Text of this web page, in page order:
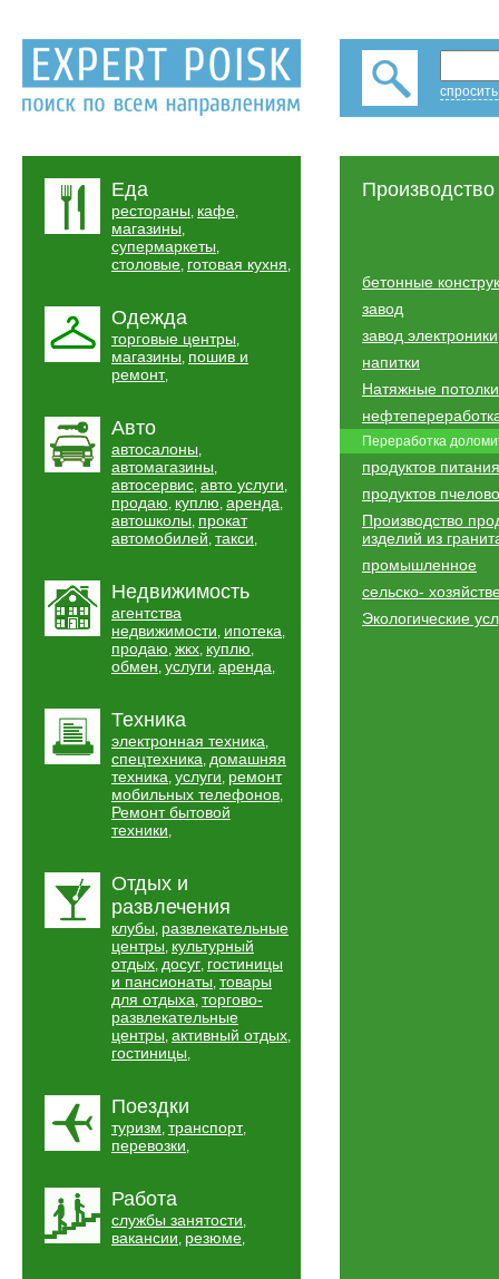
Еда
рестораны, кафе,
магазины,
супермаркеты,
столовые, готовая кухня,
Одежда
торговые центры,
магазины, пошив и
ремонт,
Авто
автосалоны,
автомагазины,
автосервис, авто услуги,
продаю, куплю, аренда,
автошколы, прокат
автомобилей, такси,
Недвижимость
агентства
недвижимости, ипотека,
продаю, жкх, куплю,
обмен, услуги, аренда,
Техника
электронная техника,
спецтехника, домашняя
техника, услуги, ремонт
мобильных телефонов,
Ремонт бытовой
техники,
Отдых и
развлечения
клубы, развлекательные
центры, культурный
отдых, досуг, гостиницы
и пансионаты, товары
для отдыха, торгово-
развлекательные
центры, активный отдых,
гостиницы,
Поездки
туризм, транспорт,
перевозки,
Работа
службы занятости,
вакансии, резюме,
Производство
бетонные
завод
завод электроники
напитки
Натяжные потолки
Переработка
продуктов питания
продуктов
Производство
изделий из
промышленное
сельско-
Экологические